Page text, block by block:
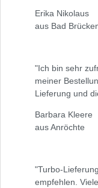
Erika Nikolaus
aus Bad
"Ich bin sehr
meiner
Lieferung und
Barbara Kleere
aus Anröchte
"Turbo-
empfehlen.